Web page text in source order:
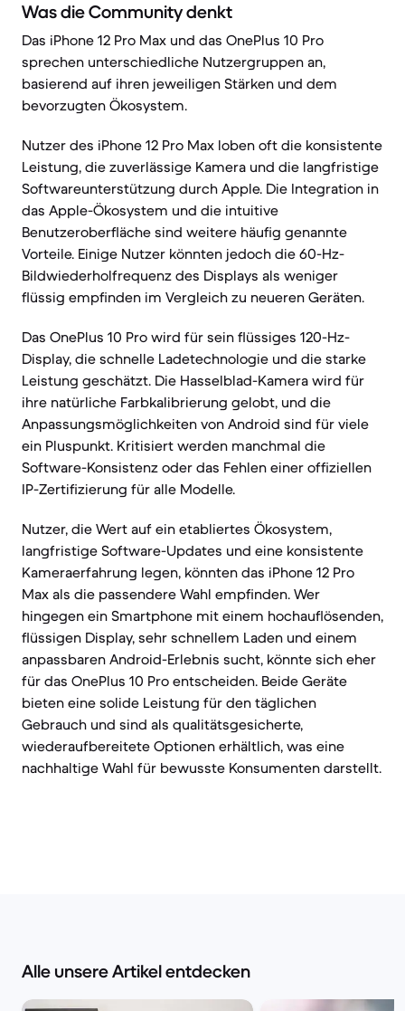
Was die Community denkt
Das iPhone 12 Pro Max und das OnePlus 10 Pro
sprechen unterschiedliche Nutzergruppen an,
basierend auf ihren jeweiligen Stärken und dem
bevorzugten Ökosystem.
Nutzer des iPhone 12 Pro Max loben oft die konsistente
Leistung, die zuverlässige Kamera und die langfristige
Softwareunterstützung durch Apple. Die Integration in
das Apple-Ökosystem und die intuitive
Benutzeroberfläche sind weitere häufig genannte
Vorteile. Einige Nutzer könnten jedoch die 60-Hz-
Bildwiederholfrequenz des Displays als weniger
flüssig empfinden im Vergleich zu neueren Geräten.
Das OnePlus 10 Pro wird für sein flüssiges 120-Hz-
Display, die schnelle Ladetechnologie und die starke
Leistung geschätzt. Die Hasselblad-Kamera wird für
ihre natürliche Farbkalibrierung gelobt, und die
Anpassungsmöglichkeiten von Android sind für viele
ein Pluspunkt. Kritisiert werden manchmal die
Software-Konsistenz oder das Fehlen einer offiziellen
IP-Zertifizierung für alle Modelle.
Nutzer, die Wert auf ein etabliertes Ökosystem,
langfristige Software-Updates und eine konsistente
Kameraerfahrung legen, könnten das iPhone 12 Pro
Max als die passendere Wahl empfinden. Wer
hingegen ein Smartphone mit einem hochauflösenden,
flüssigen Display, sehr schnellem Laden und einem
anpassbaren Android-Erlebnis sucht, könnte sich eher
für das OnePlus 10 Pro entscheiden. Beide Geräte
bieten eine solide Leistung für den täglichen
Gebrauch und sind als qualitätsgesicherte,
wiederaufbereitete Optionen erhältlich, was eine
nachhaltige Wahl für bewusste Konsumenten darstellt.
Alle unsere Artikel entdecken